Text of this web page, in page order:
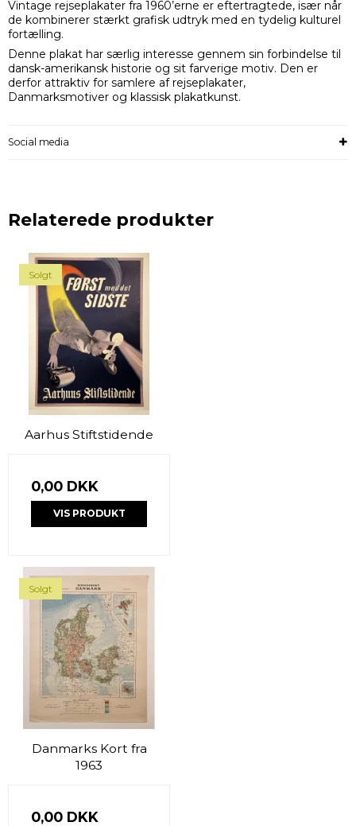
Vintage rejseplakater fra 1960’erne er eftertragtede, især når
de kombinerer stærkt grafisk udtryk med en tydelig kulturel
fortælling.
Denne plakat har særlig interesse gennem sin forbindelse til
dansk-amerikansk historie og sit farverige motiv. Den er
derfor attraktiv for samlere af rejseplakater,
Danmarksmotiver og klassisk plakatkunst.
Social media
Relaterede produkter
Solgt
Aarhus Stiftstidende
0,00 DKK
VIS PRODUKT
Solgt
Danmarks Kort fra
1963
0,00 DKK